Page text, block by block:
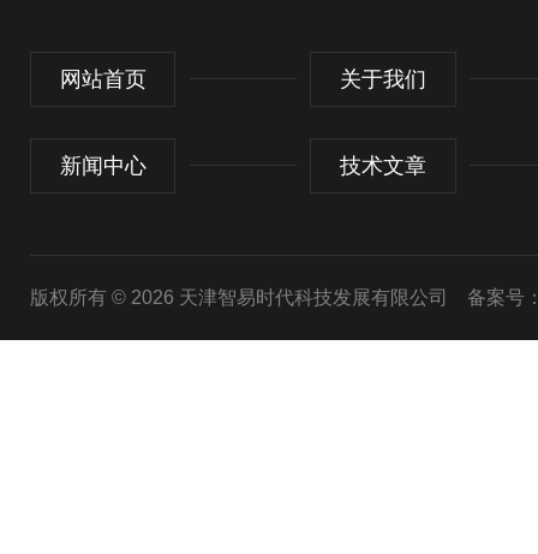
网站首页 关于我们
新闻中心 技术文章
版权所有 © 2026 天津智易时代科技发展有限公司 备案号